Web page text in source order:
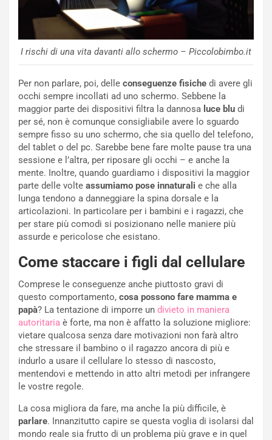
I rischi di una vita davanti allo schermo – Piccolobimbo.it
Per non parlare, poi, delle conseguenze fisiche di avere gli
occhi sempre incollati ad uno schermo. Sebbene la
maggior parte dei dispositivi filtra la dannosa luce blu di
per sé, non è comunque consigliabile avere lo sguardo
sempre fisso su uno schermo, che sia quello del telefono,
del tablet o del pc. Sarebbe bene fare molte pause tra una
sessione e l’altra, per riposare gli occhi – e anche la
mente. Inoltre, quando guardiamo i dispositivi la maggior
parte delle volte assumiamo pose innaturali e che alla
lunga tendono a danneggiare la spina dorsale e la
articolazioni. In particolare per i bambini e i ragazzi, che
per stare più comodi si posizionano nelle maniere più
assurde e pericolose che esistano.
Come staccare i figli dal cellulare
Comprese le conseguenze anche piuttosto gravi di
questo comportamento, cosa possono fare mamma e
papà? La tentazione di imporre un divieto in maniera
autoritaria è forte, ma non è affatto la soluzione migliore:
vietare qualcosa senza dare motivazioni non farà altro
che stressare il bambino o il ragazzo ancora di più e
indurlo a usare il cellulare lo stesso di nascosto,
mentendovi e mettendo in atto altri metodi per infrangere
le vostre regole.
La cosa migliora da fare, ma anche la più difficile, è
parlare. Innanzitutto capire se questa voglia di isolarsi dal
mondo reale sia frutto di un problema più grave e in quel